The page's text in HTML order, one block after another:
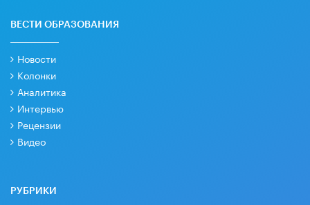
ВЕСТИ ОБРАЗОВАНИЯ
Новости
Колонки
Аналитика
Интервью
Рецензии
Видео
РУБРИКИ